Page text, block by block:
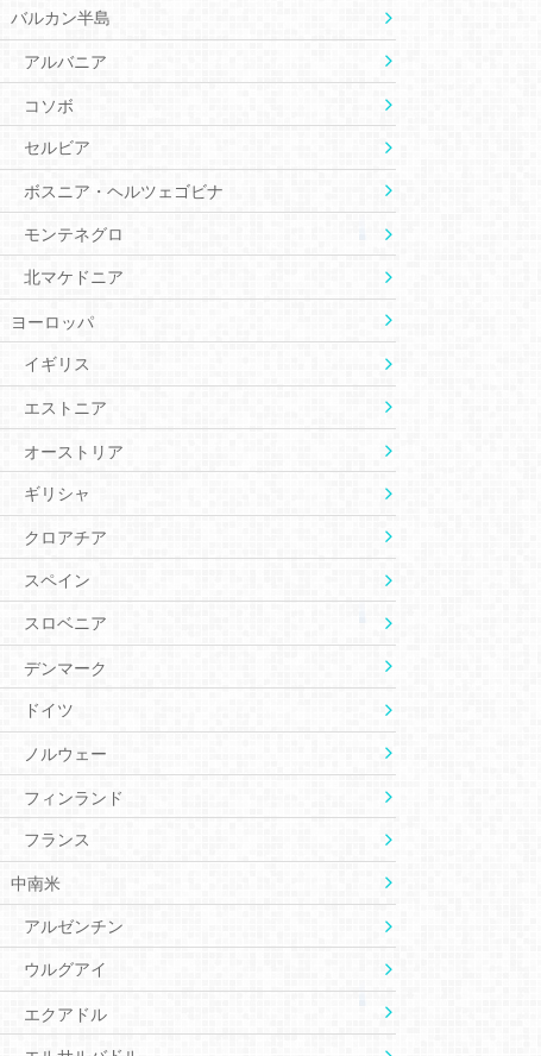
バルカン半島
アルバニア
コソボ
セルビア
ボスニア・ヘルツェゴビナ
モンテネグロ
北マケドニア
ヨーロッパ
イギリス
エストニア
オーストリア
ギリシャ
クロアチア
スペイン
スロベニア
デンマーク
ドイツ
ノルウェー
フィンランド
フランス
中南米
アルゼンチン
ウルグアイ
エクアドル